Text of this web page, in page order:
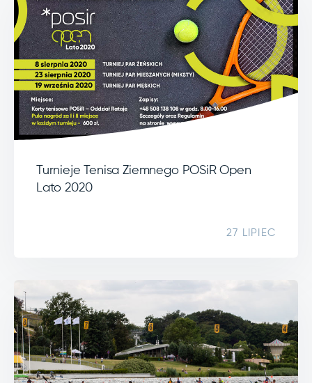
Turnieje Tenisa Ziemnego POSiR Open
Lato 2020
27 LIPIEC